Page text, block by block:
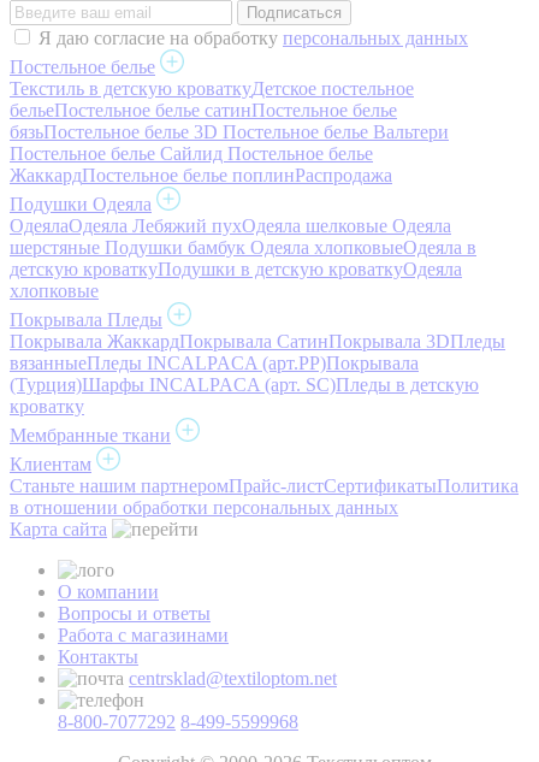
Я даю согласие на обработку персональных данных
Постельное белье
Текстиль в детскую кроваткуДетское постельное
бельеПостельное белье сатинПостельное белье
бязьПостельное белье 3D Постельное белье Вальтери
Постельное белье Сайлид Постельное белье
ЖаккардПостельное белье поплинРаспродажа
Подушки Одеяла
ОдеялаОдеяла Лебяжий пухОдеяла шелковые Одеяла
шерстяные Подушки бамбук Одеяла хлопковыеОдеяла в
детскую кроваткуПодушки в детскую кроваткуОдеяла
хлопковые
Покрывала Пледы
Покрывала ЖаккардПокрывала СатинПокрывала 3DПледы
вязанныеПледы INCALPACA (арт.PP)Покрывала
(Турция)Шарфы INCALPACA (арт. SC)Пледы в детскую
кроватку
Мембранные ткани
Клиентам
Станьте нашим партнеромПрайс-листСертификатыПолитика
в отношении обработки персональных данных
Карта сайта
О компании
Вопросы и ответы
Работа с магазинами
Контакты
centrsklad@textiloptom.net
8-800-7077292 8-499-5599968